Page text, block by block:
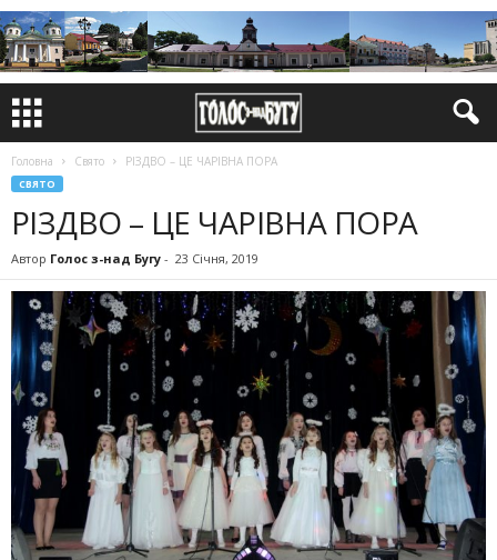
Головна Свято РІЗДВО – ЦЕ ЧАРІВНА ПОРА
СВЯТО
РІЗДВО – ЦЕ ЧАРІВНА ПОРА
Автор Голос з-над Бугу - 23 Січня, 2019